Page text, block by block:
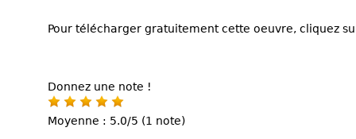
Pour télécharger gratuitement cette oeuvre, cliquez
Donnez une note !
Moyenne : 5.0/5 (1 note)